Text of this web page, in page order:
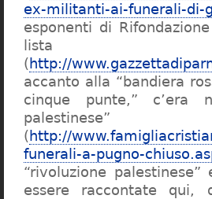
ex-militanti-ai-funerali-di-
esponenti di
lista
(http://
accanto alla “bandiera
cinque punte,” c’era
palestinese”
(http://
funerali-a-pugno-
“rivoluzione
essere raccontate qui,